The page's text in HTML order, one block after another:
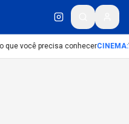
você precisa conhecerCINEMA: